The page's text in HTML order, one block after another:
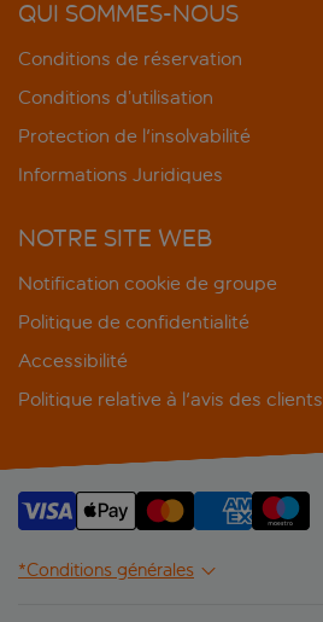
QUI SOMMES-NOUS
Conditions de réservation
Conditions d’utilisation
Protection de l'insolvabilité
Informations Juridiques
NOTRE SITE WEB
Notification cookie de groupe
Politique de confidentialité
Accessibilité
Politique relative à l'avis des clients
*Conditions générales